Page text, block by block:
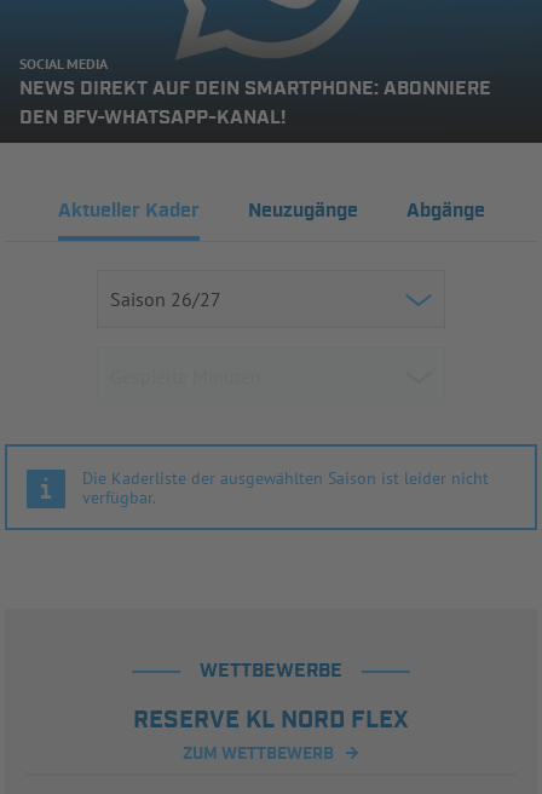
SOCIAL MEDIA
NEWS DIREKT AUF DEIN SMARTPHONE: ABONNIERE
DEN BFV-WHATSAPP-KANAL!
Aktueller Kader Neuzugänge Abgänge
Die Kaderliste der ausgewählten Saison ist leider nicht
verfügbar.
WETTBEWERBE
RESERVE KL NORD FLEX
ZUM WETTBEWERB